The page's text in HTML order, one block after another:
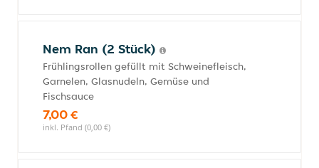
Nem Ran (2 Stück)
Frühlingsrollen gefüllt mit Schweinefleisch,
Garnelen, Glasnudeln, Gemüse und
Fischsauce
7,00 €
inkl. Pfand (0,00 €)